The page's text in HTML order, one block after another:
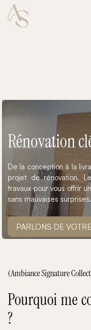
Rénovation
De la conception à la
projet de rénovation.
travaux pour vous offrir
sans mauvaises surprises.
PARLONS DE
(Ambiance Signature
Pourquoi me
?